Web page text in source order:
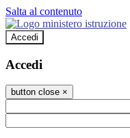
Salta al contenuto
Accedi
Accedi
button close ×